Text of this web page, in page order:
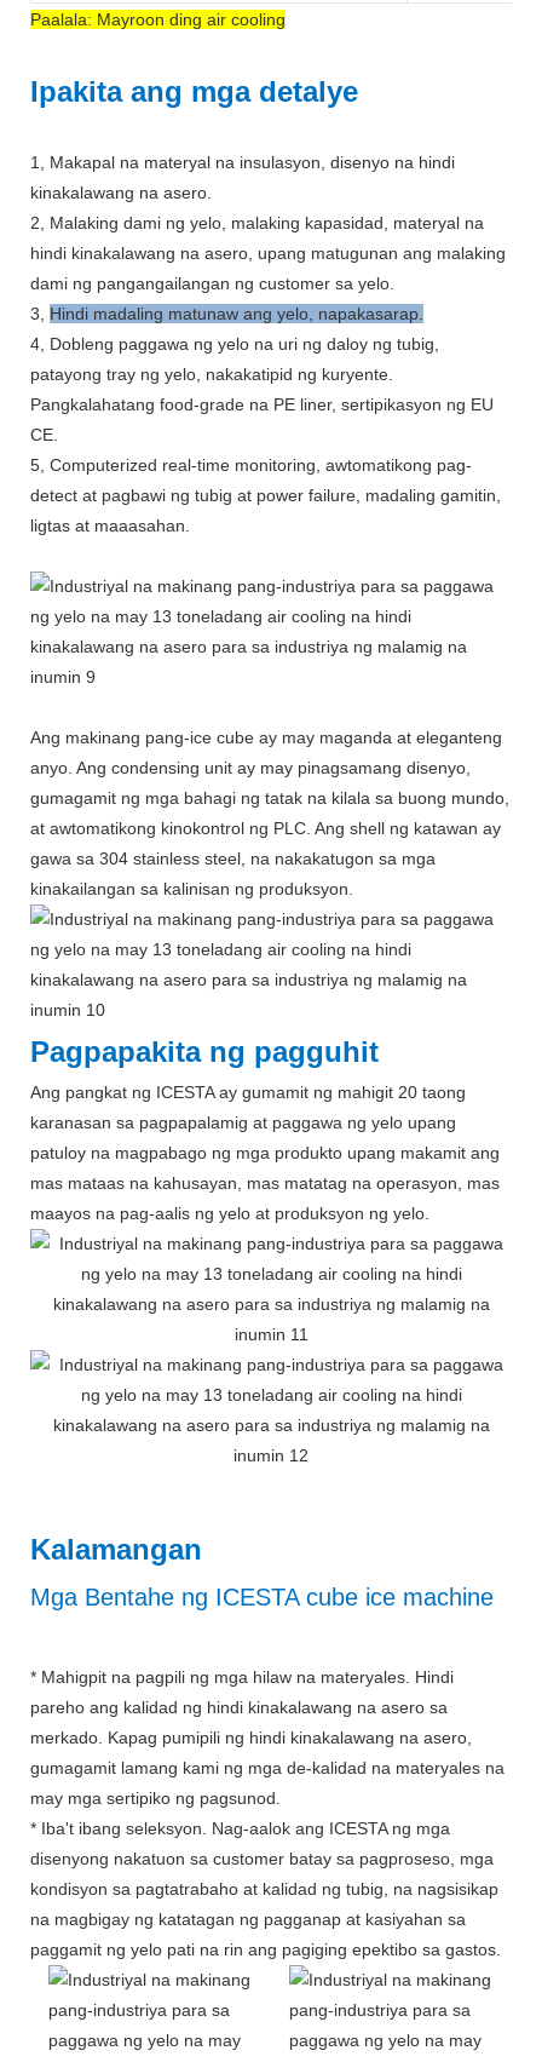
Paalala: Mayroon ding air cooling
Ipakita ang mga detalye
1, Makapal na materyal na insulasyon, disenyo na hindi
kinakalawang na asero.
2, Malaking dami ng yelo, malaking kapasidad, materyal na
hindi kinakalawang na asero, upang matugunan ang malaking
dami ng pangangailangan ng customer sa yelo.
3, Hindi madaling matunaw ang yelo, napakasarap.
4, Dobleng paggawa ng yelo na uri ng daloy ng tubig,
patayong tray ng yelo, nakakatipid ng kuryente.
Pangkalahatang food-grade na PE liner, sertipikasyon ng EU
CE.
5, Computerized real-time monitoring, awtomatikong pag-
detect at pagbawi ng tubig at power failure, madaling gamitin,
ligtas at maaasahan.
Ang makinang pang-ice cube ay may maganda at eleganteng
anyo. Ang condensing unit ay may pinagsamang disenyo,
gumagamit ng mga bahagi ng tatak na kilala sa buong mundo,
at awtomatikong kinokontrol ng PLC. Ang shell ng katawan ay
gawa sa 304 stainless steel, na nakakatugon sa mga
kinakailangan sa kalinisan ng produksyon.
Pagpapakita ng pagguhit
Ang pangkat ng ICESTA ay gumamit ng mahigit 20 taong
karanasan sa pagpapalamig at paggawa ng yelo upang
patuloy na magpabago ng mga produkto upang makamit ang
mas mataas na kahusayan,
mas matatag na operasyon, mas
maayos na pag-aalis ng yelo at produksyon ng yelo.
Kalamangan
Mga Bentahe ng ICESTA cube ice machine
* Mahigpit na pagpili ng mga hilaw na materyales. Hindi
pareho ang kalidad ng hindi kinakalawang na asero sa
merkado. Kapag pumipili ng hindi kinakalawang na asero,
gumagamit lamang kami ng mga de-kalidad na materyales na
may mga sertipiko ng pagsunod.
* Iba't ibang seleksyon. Nag-aalok ang ICESTA ng mga
disenyong nakatuon sa customer batay sa pagproseso, mga
kondisyon sa pagtatrabaho at kalidad ng tubig, na nagsisikap
na magbigay ng katatagan ng pagganap at kasiyahan sa
paggamit ng yelo pati na rin ang pagiging epektibo sa gastos.